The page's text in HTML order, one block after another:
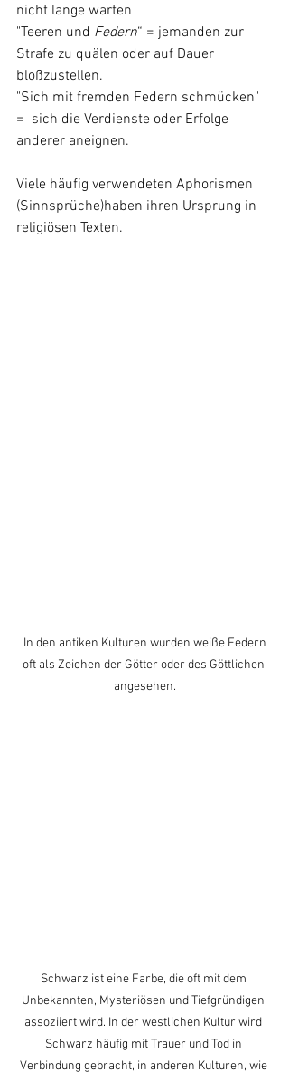
nicht lange warten
"Teeren und Federn“ = jemanden zur
Strafe zu quälen oder auf Dauer
bloßzustellen.
"Sich mit fremden Federn schmücken"
=  sich die Verdienste oder Erfolge
anderer aneignen.
Viele häufig verwendeten Aphorismen
(Sinnsprüche)haben ihren Ursprung in
religiösen Texten.
oft als Zeichen der Götter oder des Göttlichen
angesehen.
Schwarz ist eine Farbe, die oft mit dem
Unbekannten, Mysteriösen und Tiefgründigen
assoziiert wird. In der westlichen Kultur wird
Schwarz häufig mit Trauer und Tod in
Verbindung gebracht, in anderen Kulturen, wie